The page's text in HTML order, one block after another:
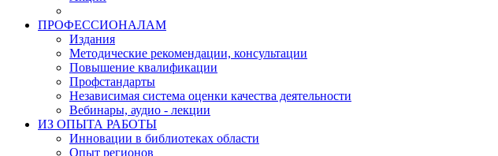
ПРОФЕССИОНАЛАМ
Издания
Методические рекомендации, консультации
Повышение квалификации
Профстандарты
Независимая система оценки качества деятельности
Вебинары, аудио - лекции
ИЗ ОПЫТА РАБОТЫ
Инновации в библиотеках области
Опыт регионов